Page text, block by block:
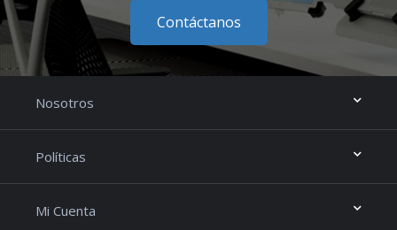
Contáctanos
Nosotros
Políticas
Mi Cuenta